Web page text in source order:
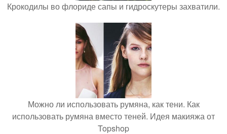
Крокодилы во флориде сапы и гидроскутеры захватили.
Можно ли использовать румяна, как тени. Как
использовать румяна вместо теней. Идея макияжа от
Topshop